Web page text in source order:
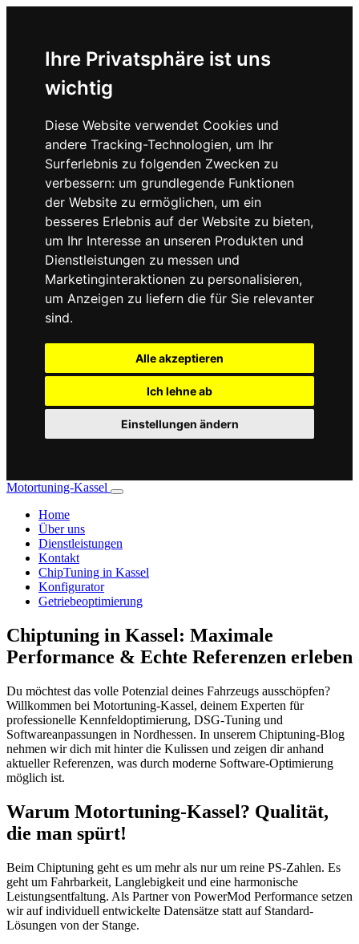
Ihre Privatsphäre ist uns
wichtig
Diese Website verwendet Cookies und
andere Tracking-Technologien, um Ihr
Surferlebnis zu folgenden Zwecken zu
verbessern: um grundlegende Funktionen
der Website zu ermöglichen, um ein
besseres Erlebnis auf der Website zu bieten,
um Ihr Interesse an unseren Produkten und
Dienstleistungen zu messen und
Marketinginteraktionen zu personalisieren,
um Anzeigen zu liefern die für Sie relevanter
sind.
Alle akzeptieren
Ich lehne ab
Einstellungen ändern
Motortuning-Kassel
Home
Über uns
Dienstleistungen
Kontakt
ChipTuning in Kassel
Konfigurator
Getriebeoptimierung
Chiptuning in Kassel: Maximale
Performance & Echte Referenzen erleben
Du möchtest das volle Potenzial deines Fahrzeugs ausschöpfen?
Willkommen bei Motortuning-Kassel, deinem Experten für
professionelle Kennfeldoptimierung, DSG-Tuning und
Softwareanpassungen in Nordhessen. In unserem Chiptuning-Blog
nehmen wir dich mit hinter die Kulissen und zeigen dir anhand
aktueller Referenzen, was durch moderne Software-Optimierung
möglich ist.
Warum Motortuning-Kassel? Qualität,
die man spürt!
Beim Chiptuning geht es um mehr als nur um reine PS-Zahlen. Es
geht um Fahrbarkeit, Langlebigkeit und eine harmonische
Leistungsentfaltung. Als Partner von PowerMod Performance setzen
wir auf individuell entwickelte Datensätze statt auf Standard-
Lösungen von der Stange.